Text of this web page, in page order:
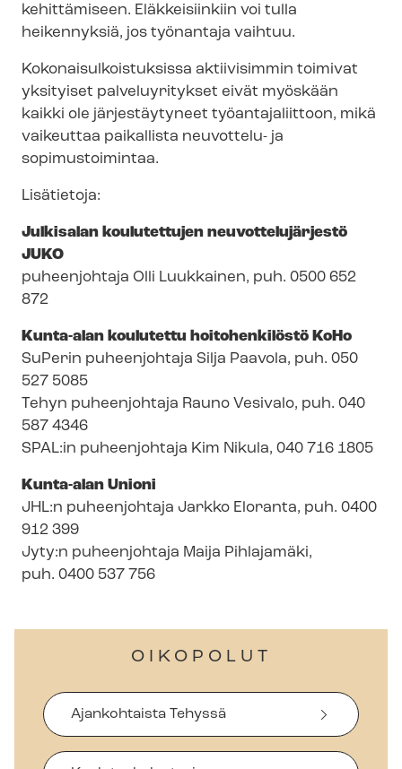
kehittämiseen. Eläkkeisiinkiin voi tulla
heikennyksiä, jos työnantaja vaihtuu.
Ko­ko­nai­sul­kois­tuk­sis­sa aktiivisimmin toimivat
yksityiset palveluyritykset eivät myöskään
kaikki ole järjestäytyneet työantajaliittoon, mikä
vaikeuttaa paikallista neuvottelu- ja
sopimustoimintaa.
Lisätietoja:
Julkisalan koulutettujen neu­vot­te­lu­jär­jes­tö
JUKO
puheenjohtaja Olli Luukkainen, puh. 0500 652
872
Kunta-alan koulutettu hoitohenkilöstö KoHo
SuPerin puheenjohtaja Silja Paavola, puh. 050
527 5085
Tehyn puheenjohtaja Rauno Vesivalo, puh. 040
587 4346
SPAL:in puheenjohtaja Kim Nikula, 040 716 1805
Kunta-alan Unioni
JHL:n puheenjohtaja Jarkko Eloranta, puh. 0400
912 399
Jyty:n puheenjohtaja Maija Pihlajamäki,
puh. 0400 537 756
OIKOPOLUT
Ajankohtaista Tehyssä